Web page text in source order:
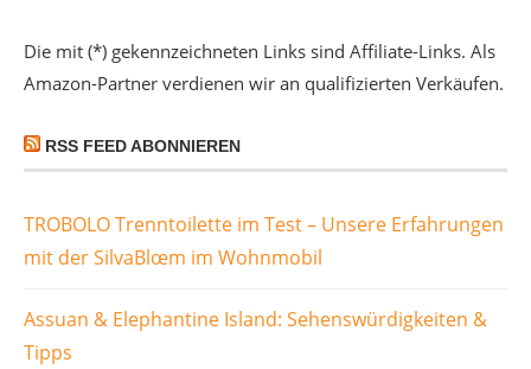
Die mit (*) gekennzeichneten Links sind Affiliate-Links. Als
Amazon-Partner verdienen wir an qualifizierten Verkäufen.
RSS FEED ABONNIEREN
TROBOLO Trenntoilette im Test – Unsere Erfahrungen
mit der SilvaBlœm im Wohnmobil
Assuan & Elephantine Island: Sehenswürdigkeiten &
Tipps